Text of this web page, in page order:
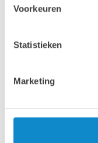
Voorkeuren
Statistieken
Marketing
LUCON reiniger
Dient om te lijmen